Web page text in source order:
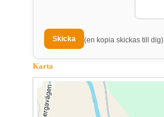
(en kopia skickas till dig)
Karta